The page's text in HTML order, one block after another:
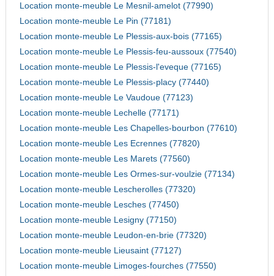
Location monte-meuble Le Mesnil-amelot (77990)
Location monte-meuble Le Pin (77181)
Location monte-meuble Le Plessis-aux-bois (77165)
Location monte-meuble Le Plessis-feu-aussoux (77540)
Location monte-meuble Le Plessis-l'eveque (77165)
Location monte-meuble Le Plessis-placy (77440)
Location monte-meuble Le Vaudoue (77123)
Location monte-meuble Lechelle (77171)
Location monte-meuble Les Chapelles-bourbon (77610)
Location monte-meuble Les Ecrennes (77820)
Location monte-meuble Les Marets (77560)
Location monte-meuble Les Ormes-sur-voulzie (77134)
Location monte-meuble Lescherolles (77320)
Location monte-meuble Lesches (77450)
Location monte-meuble Lesigny (77150)
Location monte-meuble Leudon-en-brie (77320)
Location monte-meuble Lieusaint (77127)
Location monte-meuble Limoges-fourches (77550)